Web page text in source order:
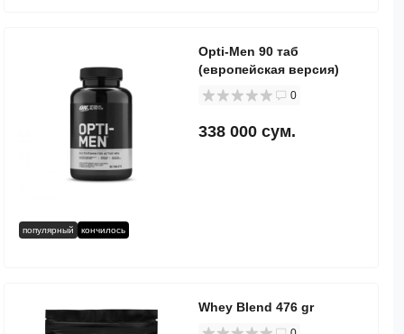
популярный кончилось
Opti-Men 90 таб
(европейская версия)
0
338 000 сум.
Whey Blend 476 gr